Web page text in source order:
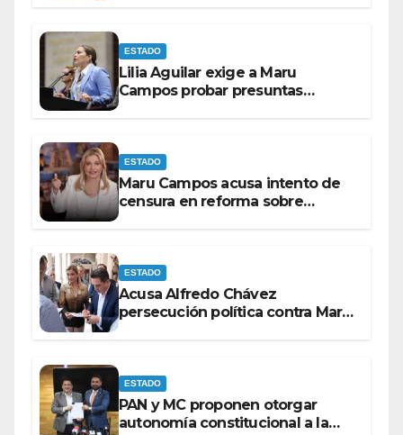
ESTADO
Lilia Aguilar exige a Maru
Campos probar presuntas
ESTADO
Maru Campos acusa intento de
censura en reforma sobre
ESTADO
Acusa Alfredo Chávez
persecución política contra Maru
ESTADO
PAN y MC proponen otorgar
autonomía constitucional a la